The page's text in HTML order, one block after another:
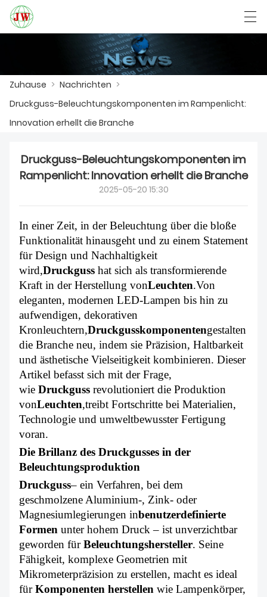
ZUHAUSE
NACHRICHTEN
FABRIK
KONTAKTIERE UNS
ÜBER UNS
Български Deutsch
Zuhause > Nachrichten >
Druckguss-Beleuchtungskomponenten im Rampenlicht:
Innovation erhellt die Branche
Druckguss-Beleuchtungskomponenten im
Rampenlicht: Innovation erhellt die Branche
2025-05-20 15:30
In einer Zeit, in der Beleuchtung über die bloße
Funktionalität hinausgeht und zu einem Statement
für Design und Nachhaltigkeit
wird,Druckguss hat sich als transformierende
Kraft in der Herstellung vonLeuchten.Von
eleganten, modernen LED-Lampen bis hin zu
aufwendigen, dekorativen
Kronleuchtern,Druckgusskomponentengestalten
die Branche neu, indem sie Präzision, Haltbarkeit
und ästhetische Vielseitigkeit kombinieren. Dieser
Artikel befasst sich mit der Frage,
wie Druckguss revolutioniert die Produktion
vonLeuchten,treibt Fortschritte bei Materialien,
Technologie und umweltbewusster Fertigung
voran.
Die Brillanz des Druckgusses in der
Beleuchtungsproduktion
Druckguss– ein Verfahren, bei dem
geschmolzene Aluminium-, Zink- oder
Magnesiumlegierungen inbenutzerdefinierte
Formen unter hohem Druck – ist unverzichtbar
geworden fürBeleuchtungshersteller. Seine
Fähigkeit, komplexe Geometrien mit
Mikrometerpräzision zu erstellen, macht es ideal
fürKomponenten herstellen wie Lampenkörper,